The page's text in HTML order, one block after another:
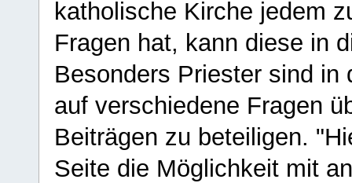
katholische Kirche jedem
Fragen hat, kann diese in
Besonders Priester sind in
auf verschiedene Fragen
Beiträgen zu beteiligen.
Seite die Möglichkeit mit